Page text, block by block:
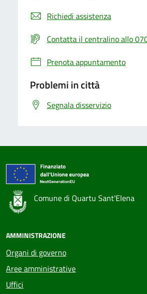
Richiedi assistenza
Contatta il centralino allo
Prenota appuntamento
Problemi in città
Segnala disservizio
Comune di Quartu Sant'Elena
AMMINISTRAZIONE
Organi di governo
Aree amministrative
Uffici